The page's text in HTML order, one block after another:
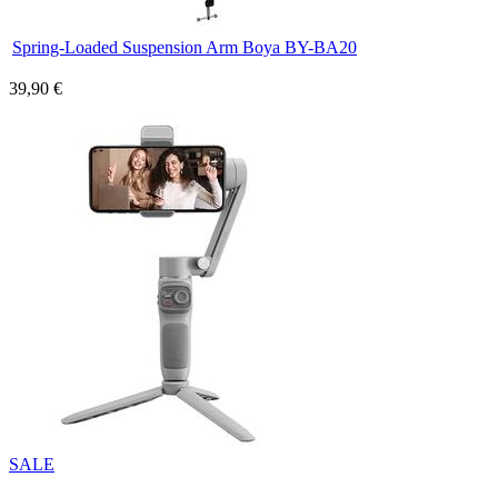
Spring-Loaded Suspension Arm Boya BY-BA20
39,90 €
SALE